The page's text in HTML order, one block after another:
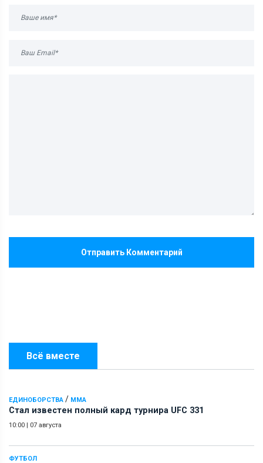
Всё вместе
ЕДИНОБОРСТВА / ММА
Стал известен полный кард турнира UFC 331
10:00 | 07 августа
ФУТБОЛ
Отправить Комментарий